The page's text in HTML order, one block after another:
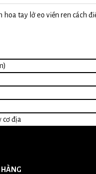
hoa tay lở eo viền ren cách
cơ địa